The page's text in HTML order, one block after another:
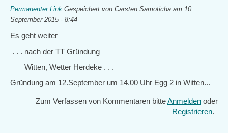
Permanenter Link Gespeichert von Carsten Samoticha am 10.
September 2015 - 8:44
Es geht weiter
. . . nach der TT Gründung
Witten, Wetter Herdeke . . .
Gründung am 12.September um 14.00 Uhr Egg 2 in Witten...
Zum Verfassen von Kommentaren bitteAnmelden oder
Registrieren.